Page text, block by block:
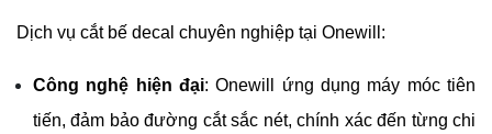
Dịch vụ cắt bế decal chuyên nghiệp tại Onewill:
Công nghệ hiện đại: Onewill ứng dụng máy móc tiên
tiến, đảm bảo đường cắt sắc nét, chính xác đến từng chi